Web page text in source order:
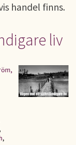
handel finns.
liv
,